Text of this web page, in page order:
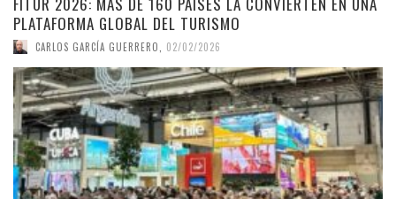
PLATAFORMA GLOBAL DEL TURISMO
CARLOS GARCÍA GUERRERO 02/02/2026